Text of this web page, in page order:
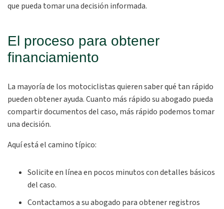
que pueda tomar una decisión informada.
El proceso para obtener
financiamiento
La mayoría de los motociclistas quieren saber qué tan rápido
pueden obtener ayuda. Cuanto más rápido su abogado pueda
compartir documentos del caso, más rápido podemos tomar
una decisión.
Aquí está el camino típico:
Solicite en línea en pocos minutos con detalles básicos
del caso.
Contactamos a su abogado para obtener registros